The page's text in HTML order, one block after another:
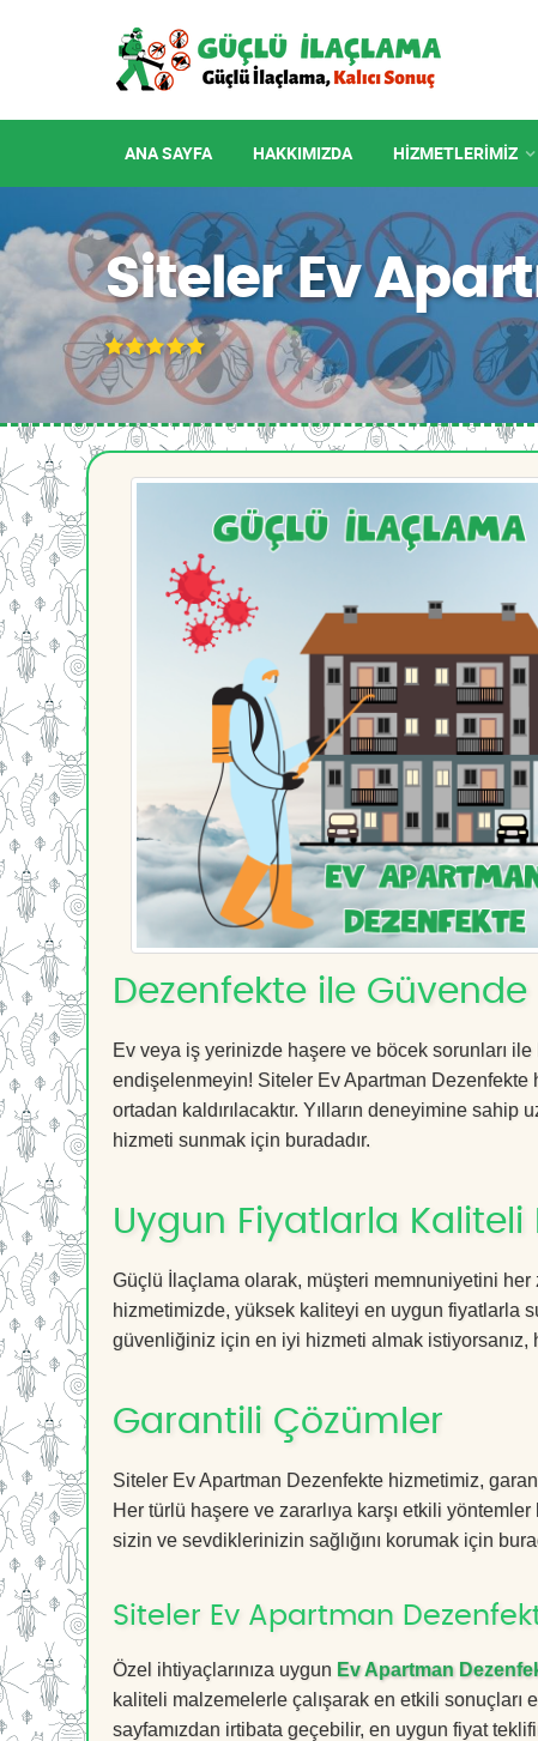
ANA SAYFA HAKKIMIZDA HIZMETLERIMIZ
Siteler Ev
Dezenfekte ile Güvende
Ev veya iş yerinizde haşere ve böcek sorunları
endişelenmeyin! Siteler Ev Apartman
ortadan kaldırılacaktır. Yılların deneyimine
hizmeti sunmak için buradadır.
Uygun Fiyatlarla Kaliteli
Güçlü İlaçlama olarak, müşteri memnuniyetini
hizmetimizde, yüksek kaliteyi en uygun fiyatlarla
güvenliğiniz için en iyi hizmeti almak
Garantili Çözümler
Siteler Ev Apartman Dezenfekte hizmetimiz,
Her türlü haşere ve zararlıya karşı etkili
sizin ve sevdiklerinizin sağlığını korumak için
Siteler Ev Apartman
Özel ihtiyaçlarınıza uygun Ev Apartman
kaliteli malzemelerle çalışarak en etkili
sayfamızdan irtibata geçebilir, en uygun fiyat